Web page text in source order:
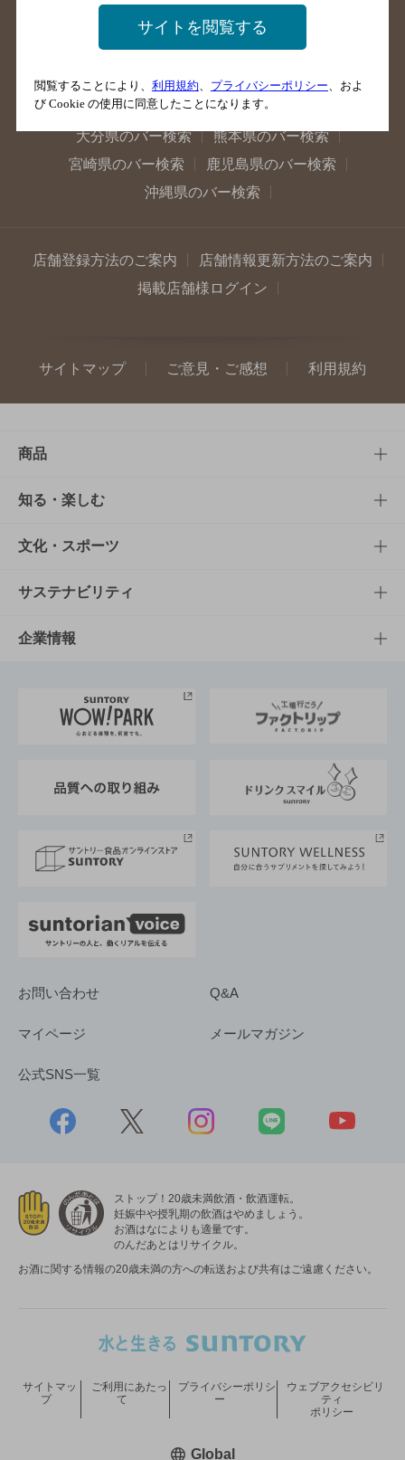
島根県のバー検索
徳島県のバー検索
香川県のバー検索
愛媛県のバー検索
高知県のバー検索
福岡県のバー検索
長崎県のバー検索
佐賀県のバー検索
大分県のバー検索
熊本県のバー検索
宮崎県のバー検索
鹿児島県のバー検索
沖縄県のバー検索
店舗登録方法のご案内
店舗情報更新方法のご案内
掲載店舗様ログイン
サイトマップ ご意見・ご感想 利用規約
商品
商品TOP
商品一覧
商品発売情報
栄養成分一覧
知る・楽しむ
知る・楽しむTOP
キャンペーン
工場見学
地域情報
文化・スポーツ
文化・スポーツTOP
サントリーホール
サントリーサンバーズ大阪
サステナビリティ
サステナビリティTOP
サントリーが考えるサステナビリティ経営
企業情報
企業概要
採用情報
お問い合わせ Q&A
マイページ メールマガジン
公式SNS一覧
ストップ！20歳未満飲酒・飲酒運転。
妊娠中や授乳期の飲酒はやめましょう。
お酒はなによりも適量です。
のんだあとはリサイクル。
お酒に関する情報の20歳未満の方への転送および共有はご遠慮ください。
サイトマッ
プ
ご利用にあたっ
て
プライバシーポリシ
ー
ウェブアクセシビリ
ティ
ポリシー
Global新しいウィンドウで開く
サイトを閲覧する
閲覧することにより、 利用規約、 プライバシーポリシー、およ
び Cookie の使用に同意したことになります。